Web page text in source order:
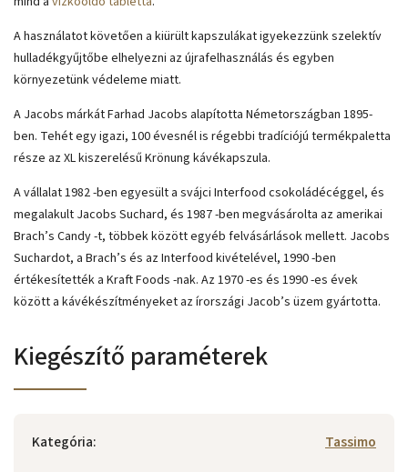
A használatot követően a kiürült kapszulákat igyekezzünk szelektív
hulladékgyűjtőbe elhelyezni az újrafelhasználás és egyben
környezetünk védeleme miatt.
A Jacobs márkát Farhad Jacobs alapította Németországban 1895-
ben. Tehét egy igazi, 100 évesnél is régebbi tradíciójú termékpaletta
része az XL kiszerelésű Krönung kávékapszula.
A vállalat 1982 -ben egyesült a svájci Interfood csokoládécéggel, és
megalakult Jacobs Suchard, és 1987 -ben megvásárolta az amerikai
Brach’s Candy -t, többek között egyéb felvásárlások mellett. Jacobs
Suchardot, a Brach’s és az Interfood kivételével, 1990 -ben
értékesítették a Kraft Foods -nak. Az 1970 -es és 1990 -es évek
között a kávékészítményeket az írországi Jacob’s üzem gyártotta.
Kiegészítő paraméterek
Kategória:
Tassimo